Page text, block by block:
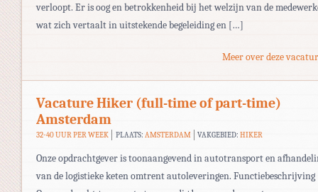
verloopt. Er is oog en betrokkenheid bij het welzijn van de
wat zich vertaalt in uitstekende begeleiding en […]
Meer over deze
Vacature Hiker (full-time of part-time)
Amsterdam
32-40 UUR PER WEEK PLAATS: AMSTERDAM VAKGEBIED:HIKER
Onze opdrachtgever is toonaangevend in autotransport en
van de logistieke keten omtrent autoleveringen. Functiebeschrijving